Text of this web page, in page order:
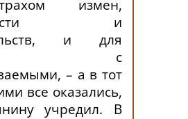
измен,
и
и для
с
– а в тот
все оказались,
учредил. В